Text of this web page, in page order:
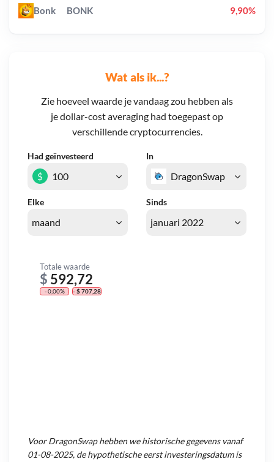
Wat als ik...?
Zie hoeveel waarde je vandaag zou hebben als
je dollar-cost averaging had toegepast op
verschillende cryptocurrencies.
Had geïnvesteerd In
Elke Sinds
$
Totale waarde
$ 592,72
- 0,00% - $ 707,28
VoorDragonSwaphebben we historische gegevens vanaf
01-08-2025, de hypothetische eerst investeringsdatum is
Bonk BONK 9,90%